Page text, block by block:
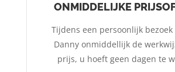
ONMIDDELIJKE
Tijdens een persoonlijk
Danny onmiddellijk de
prijs, u hoeft geen dagen te